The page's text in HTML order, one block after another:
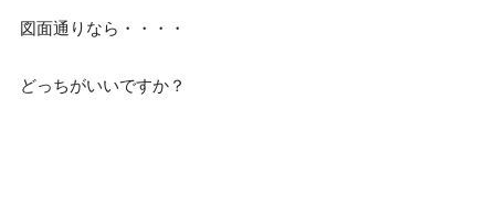
図面通りなら・・・・
どっちがいいですか？